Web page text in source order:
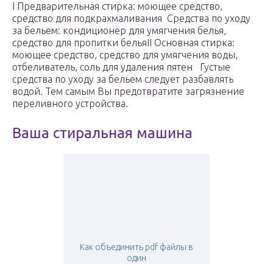
I Предварительная стирка: моющее средство,
средство для подкрахмаливания Средства по уходу
за бельем: кондиционер для умягчения белья,
средство для пропитки бельяII Основная стирка:
моющее средство, средство для умягчения воды,
отбеливатель, соль для удаления пятен Густые
средства по уходу за бельем следует разбавлять
водой. Тем самым Вы предотвратите загрязнение
переливного устройства.
Ваша стиральная машина
Как объединить pdf файлы в
один